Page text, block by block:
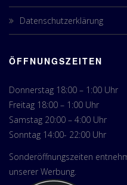
Datenschutzerklärung
ÖFFNUNGSZEITEN
Donnerstag 18:00 – 1:00 Uhr
Freitag 18:00 – 1:00 Uhr
Samstag 20:00 – 4:00 Uhr
Sonntag 14:00- 22:00 Uhr
Sonderöffnungszeiten
unserer Werbung.